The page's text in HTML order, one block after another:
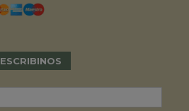
ESCRIBINOS